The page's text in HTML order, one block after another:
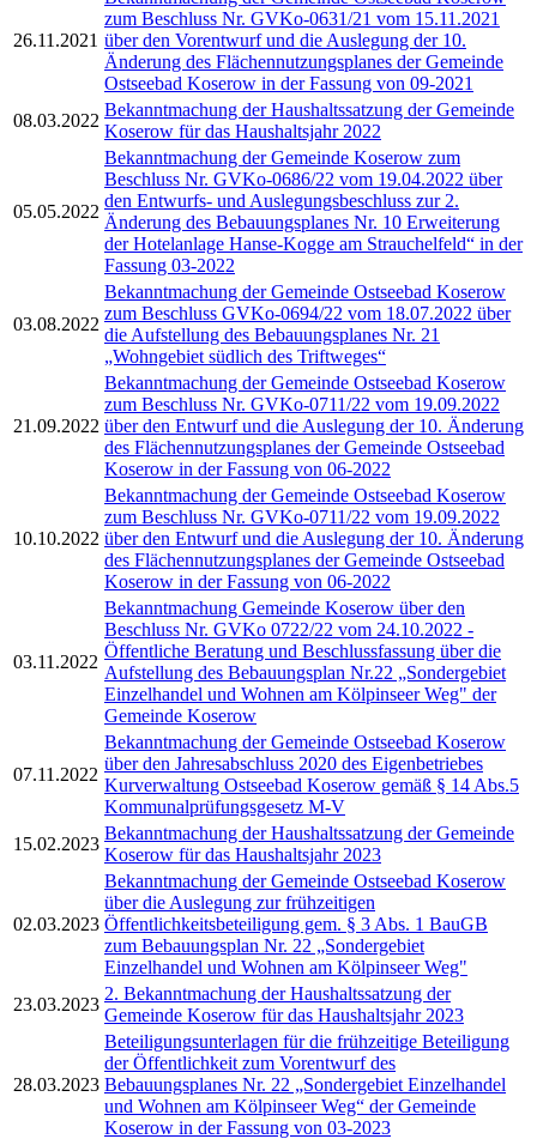
26.11.2021
zum Beschluss Nr. GVKo-0631/21 vom 15.11.2021
über den Vorentwurf und die Auslegung der 10.
Änderung des Flächennutzungsplanes der Gemeinde
Ostseebad Koserow in der Fassung von 09-2021
08.03.2022
Bekanntmachung der Haushaltssatzung der Gemeinde
Koserow für das Haushaltsjahr 2022
05.05.2022
Bekanntmachung der Gemeinde Koserow zum
Beschluss Nr. GVKo-0686/22 vom 19.04.2022 über
den Entwurfs- und Auslegungsbeschluss zur 2.
Änderung des Bebauungsplanes Nr. 10 Erweiterung
der Hotelanlage Hanse-Kogge am Strauchelfeld“ in der
Fassung 03-2022
03.08.2022
Bekanntmachung der Gemeinde Ostseebad Koserow
zum Beschluss GVKo-0694/22 vom 18.07.2022 über
die Aufstellung des Bebauungsplanes Nr. 21
„Wohngebiet südlich des Triftweges“
21.09.2022
Bekanntmachung der Gemeinde Ostseebad Koserow
zum Beschluss Nr. GVKo-0711/22 vom 19.09.2022
über den Entwurf und die Auslegung der 10. Änderung
des Flächennutzungsplanes der Gemeinde Ostseebad
Koserow in der Fassung von 06-2022
10.10.2022
Bekanntmachung der Gemeinde Ostseebad Koserow
zum Beschluss Nr. GVKo-0711/22 vom 19.09.2022
über den Entwurf und die Auslegung der 10. Änderung
des Flächennutzungsplanes der Gemeinde Ostseebad
Koserow in der Fassung von 06-2022
03.11.2022
Bekanntmachung Gemeinde Koserow über den
Beschluss Nr. GVKo 0722/22 vom 24.10.2022 -
Öffentliche Beratung und Beschlussfassung über die
Aufstellung des Bebauungsplan Nr.22 „Sondergebiet
Einzelhandel und Wohnen am Kölpinseer Weg" der
Gemeinde Koserow
07.11.2022
Bekanntmachung der Gemeinde Ostseebad Koserow
über den Jahresabschluss 2020 des Eigenbetriebes
Kurverwaltung Ostseebad Koserow gemäß § 14 Abs.5
Kommunalprüfungsgesetz M-V
15.02.2023
Bekanntmachung der Haushaltssatzung der Gemeinde
Koserow für das Haushaltsjahr 2023
02.03.2023
Bekanntmachung der Gemeinde Ostseebad Koserow
über die Auslegung zur frühzeitigen
Öffentlichkeitsbeteiligung gem. § 3 Abs. 1 BauGB
zum Bebauungsplan Nr. 22 „Sondergebiet
Einzelhandel und Wohnen am Kölpinseer Weg"
23.03.2023
2. Bekanntmachung der Haushaltssatzung der
Gemeinde Koserow für das Haushaltsjahr 2023
28.03.2023
Beteiligungsunterlagen für die frühzeitige Beteiligung
der Öffentlichkeit zum Vorentwurf des
Bebauungsplanes Nr. 22 „Sondergebiet Einzelhandel
und Wohnen am Kölpinseer Weg“ der Gemeinde
Koserow in der Fassung von 03-2023